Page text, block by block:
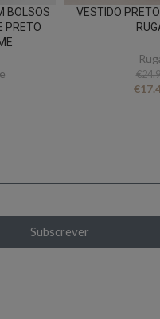
BOLSOS
PRETO
VESTIDO
€
€
Subscrever